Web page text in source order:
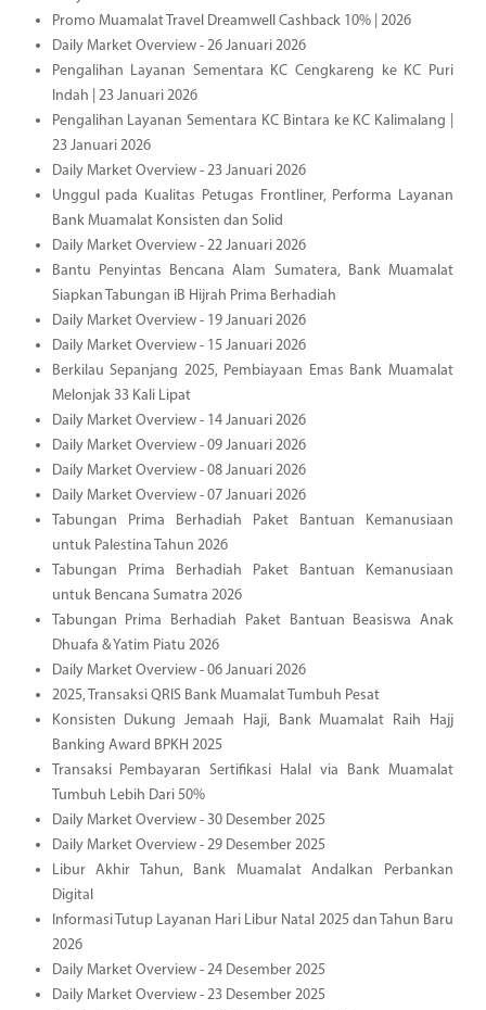
Promo Muamalat Travel Dreamwell Cashback 10% | 2026
Daily Market Overview - 26 Januari 2026
Pengalihan Layanan Sementara KC Cengkareng ke KC Puri
Indah | 23 Januari 2026
Pengalihan Layanan Sementara KC Bintara ke KC Kalimalang |
23 Januari 2026
Daily Market Overview - 23 Januari 2026
Unggul pada Kualitas Petugas Frontliner, Performa Layanan
Bank Muamalat Konsisten dan Solid
Daily Market Overview - 22 Januari 2026
Bantu Penyintas Bencana Alam Sumatera, Bank Muamalat
Siapkan Tabungan iB Hijrah Prima Berhadiah
Daily Market Overview - 19 Januari 2026
Daily Market Overview - 15 Januari 2026
Berkilau Sepanjang 2025, Pembiayaan Emas Bank Muamalat
Melonjak 33 Kali Lipat
Daily Market Overview - 14 Januari 2026
Daily Market Overview - 09 Januari 2026
Daily Market Overview - 08 Januari 2026
Daily Market Overview - 07 Januari 2026
Tabungan Prima Berhadiah Paket Bantuan Kemanusiaan
untuk Palestina Tahun 2026
Tabungan Prima Berhadiah Paket Bantuan Kemanusiaan
untuk Bencana Sumatra 2026
Tabungan Prima Berhadiah Paket Bantuan Beasiswa Anak
Dhuafa & Yatim Piatu 2026
Daily Market Overview - 06 Januari 2026
2025, Transaksi QRIS Bank Muamalat Tumbuh Pesat
Konsisten Dukung Jemaah Haji, Bank Muamalat Raih Hajj
Banking Award BPKH 2025
Transaksi Pembayaran Sertifikasi Halal via Bank Muamalat
Tumbuh Lebih Dari 50%
Daily Market Overview - 30 Desember 2025
Daily Market Overview - 29 Desember 2025
Libur Akhir Tahun, Bank Muamalat Andalkan Perbankan
Digital
Informasi Tutup Layanan Hari Libur Natal 2025 dan Tahun Baru
2026
Daily Market Overview - 24 Desember 2025
Daily Market Overview - 23 Desember 2025